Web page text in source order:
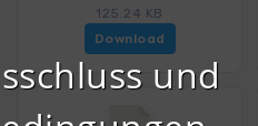
125.24 KB
Download
und